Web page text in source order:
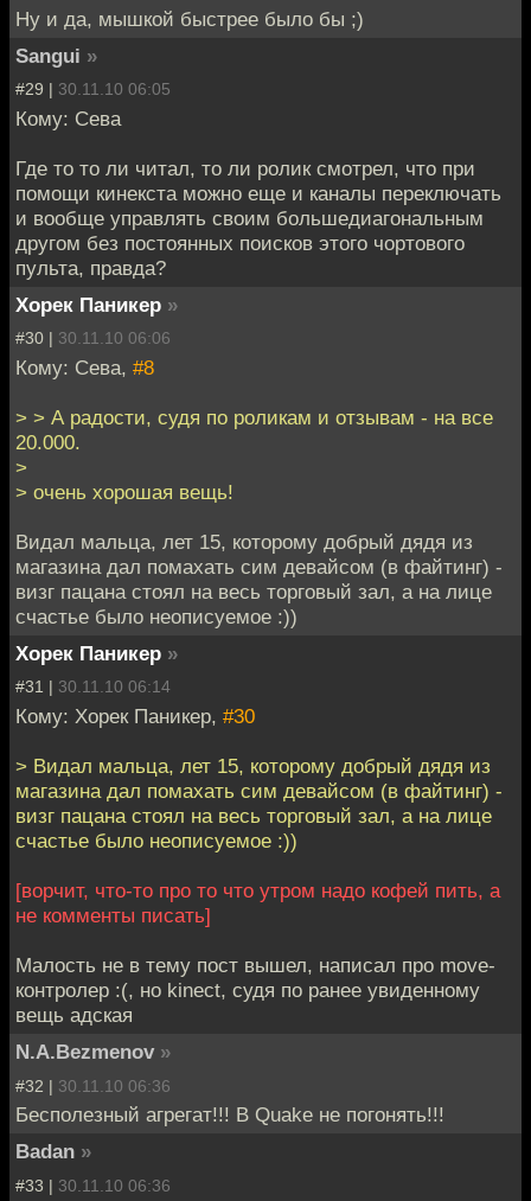
Ну и да, мышкой быстрее было бы ;)
Sangui »
#29 | 30.11.10 06:05
Кому: Сева
Где то то ли читал, то ли ролик смотрел, что при
помощи кинекста можно еще и каналы переключать
и вообще управлять своим большедиагональным
другом без постоянных поисков этого чортового
пульта, правда?
Хорек Паникер »
#30 | 30.11.10 06:06
Кому: Сева, #8
> > А радости, судя по роликам и отзывам - на все
20.000.
>
> очень хорошая вещь!
Видал мальца, лет 15, которому добрый дядя из
магазина дал помахать сим девайсом (в файтинг) -
визг пацана стоял на весь торговый зал, а на лице
счастье было неописуемое :))
Хорек Паникер »
#31 | 30.11.10 06:14
Кому: Хорек Паникер, #30
> Видал мальца, лет 15, которому добрый дядя из
магазина дал помахать сим девайсом (в файтинг) -
визг пацана стоял на весь торговый зал, а на лице
счастье было неописуемое :))
[ворчит, что-то про то что утром надо кофей пить, а
не комменты писать]
Малость не в тему пост вышел, написал про move-
контролер :(, но kineсt, судя по ранее увиденному
вещь адская
N.A.Bezmenov »
#32 | 30.11.10 06:36
Бесполезный агрегат!!! В Quake не погонять!!!
Badan »
#33 | 30.11.10 06:36